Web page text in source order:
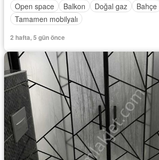
Open space
Balkon Doğal gaz Bahçe
Tamamen mobilyalı
2 hafta, 5 gün önce